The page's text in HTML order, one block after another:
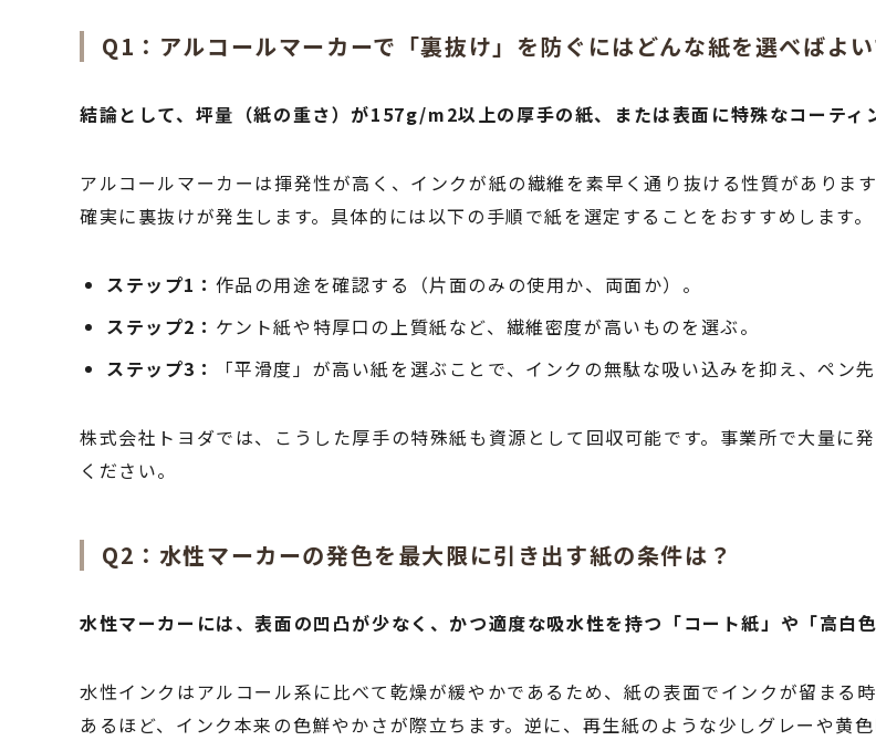
Q1：アルコールマーカーで「裏抜け」を防ぐにはどんな紙を選べばよい
結論として、坪量（紙の重さ）が157g/m2以上の厚手の紙、または表面に特殊なコーティ
アルコールマーカーは揮発性が高く、インクが紙の繊維を素早く通り抜ける性質があり
確実に裏抜けが発生します。具体的には以下の手順で紙を選定することをおすすめします。
ステップ1： 作品の用途を確認する（片面のみの使用か、両面か）。
ステップ2： ケント紙や特厚口の上質紙など、繊維密度が高いものを選ぶ。
ステップ3：
「平滑度」が高い紙を選ぶことで、インクの無駄な吸い込みを抑え、ペン先
株式会社トヨダでは、こうした厚手の特殊紙も資源として回収可能です。事業所で大量に
ください。
Q2：水性マーカーの発色を最大限に引き出す紙の条件は？
水性マーカーには、表面の凹凸が少なく、かつ適度な吸水性を持つ「コート紙」や「高白色
水性インクはアルコール系に比べて乾燥が緩やかであるため、紙の表面でインクが留まる
あるほど、インク本来の色鮮やかさが際立ちます。逆に、再生紙のような少しグレーや黄